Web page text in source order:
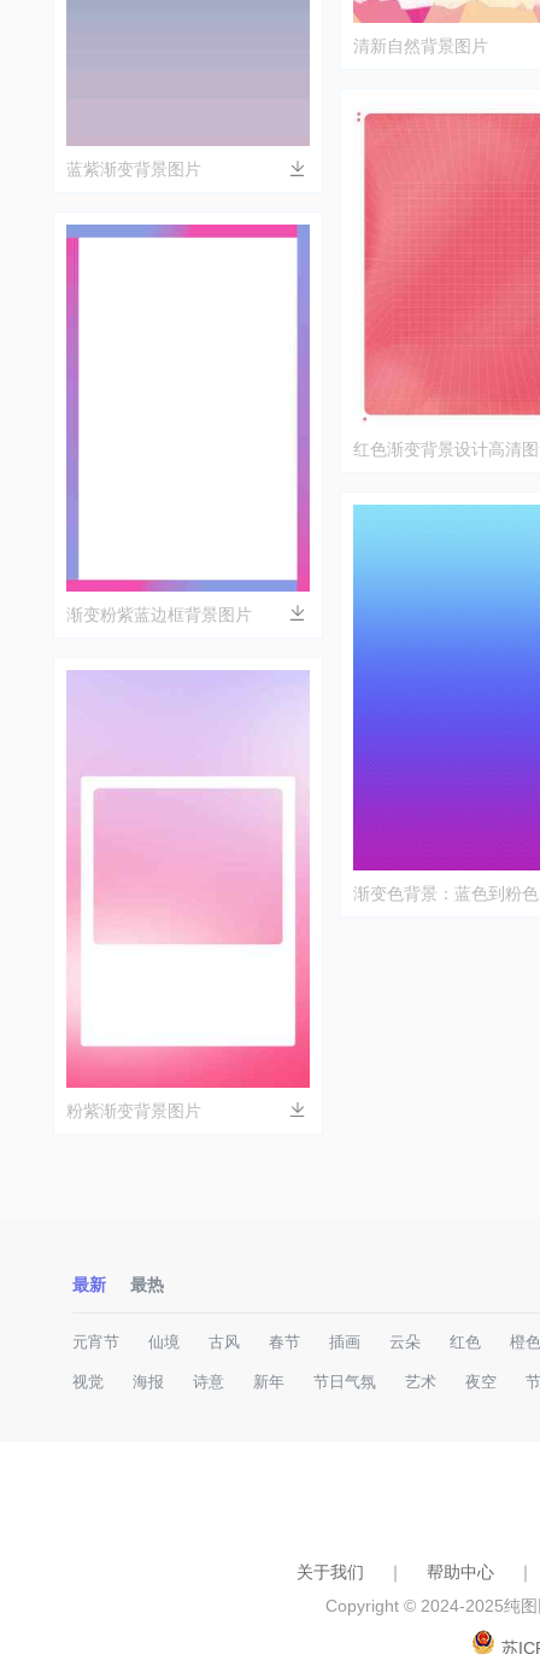
蓝紫渐变背景图片
渐变粉紫蓝边框背景图片
粉紫渐变背景图片
清新自然背景图片
红色渐变背景设计高清
渐变色背景：蓝色到粉
最新 最热
元宵节 仙境 古风 春节 插画 云朵 红色 橙色
视觉 海报 诗意 新年 节日气氛 艺术 夜空
关于我们 ｜ 帮助中心
｜
Copyright © 2024-2025纯
苏